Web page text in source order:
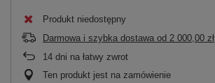
Produkt niedostępny
Darmowa i szybka dostawa od 2 000,00 zł
14 dni na łatwy zwrot
Ten produkt jest na zamówienie